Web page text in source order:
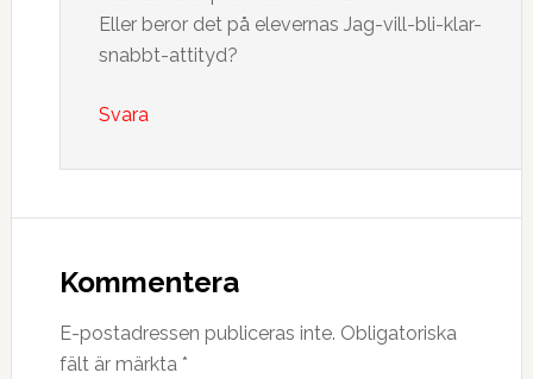
Eller beror det på elevernas Jag-vill-bli-klar-
snabbt-attityd?
Svara
Kommentera
E-postadressen publiceras inte. Obligatoriska
fält är märkta *